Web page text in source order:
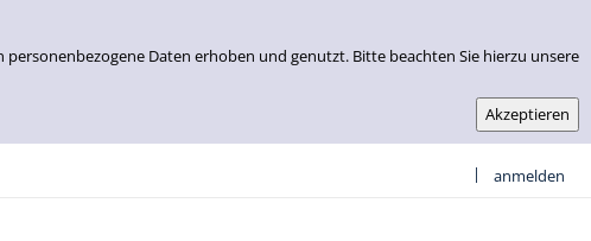
Daten erhoben und genutzt. Bitte beachten Sie hierzu unsere
| anmelden